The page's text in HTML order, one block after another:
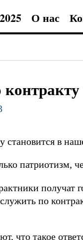
2025 О нас
в
патриотизм,
получат
по
что такое